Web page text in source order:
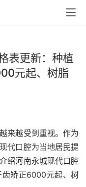
表更新：种植
元起、树脂
来越受到重视。作为
代口腔为当地居民提
绍河南永城现代口腔
矫正6000元起、树